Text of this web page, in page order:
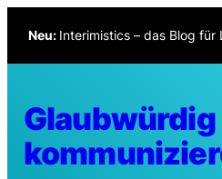
Inhalt
Neu: Interimistics – das Blog für
Glaubwürdig